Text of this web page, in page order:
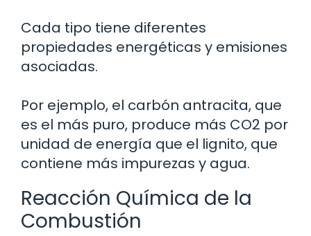
Cada tipo tiene diferentes
propiedades energéticas y emisiones
asociadas.
Por ejemplo, el carbón antracita, que
es el más puro, produce más CO2 por
unidad de energía que el lignito, que
contiene más impurezas y agua.
Reacción Química de la
Combustión